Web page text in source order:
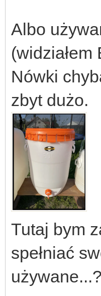
Albo
Nówki
zbyt dużo.
Tutaj bym
spełniać
używane...?